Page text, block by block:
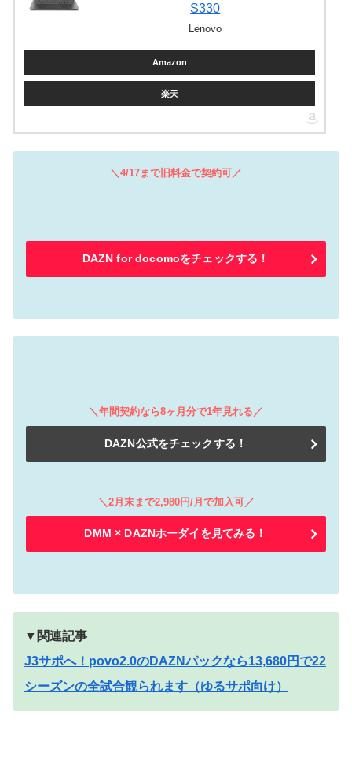
S330
Lenovo
Amazon
楽天
＼4/17まで旧料金で契約可／
DAZN for docomoをチェックする！
＼年間契約なら8ヶ月分で1年見れる／
DAZN公式をチェックする！
＼2月末まで2,980円/月で加入可／
DMM × DAZNホーダイを見てみる！
▼関連記事
J3サポへ！povo2.0のDAZNパックなら13,680円で22
シーズンの全試合観られます（ゆるサポ向け）